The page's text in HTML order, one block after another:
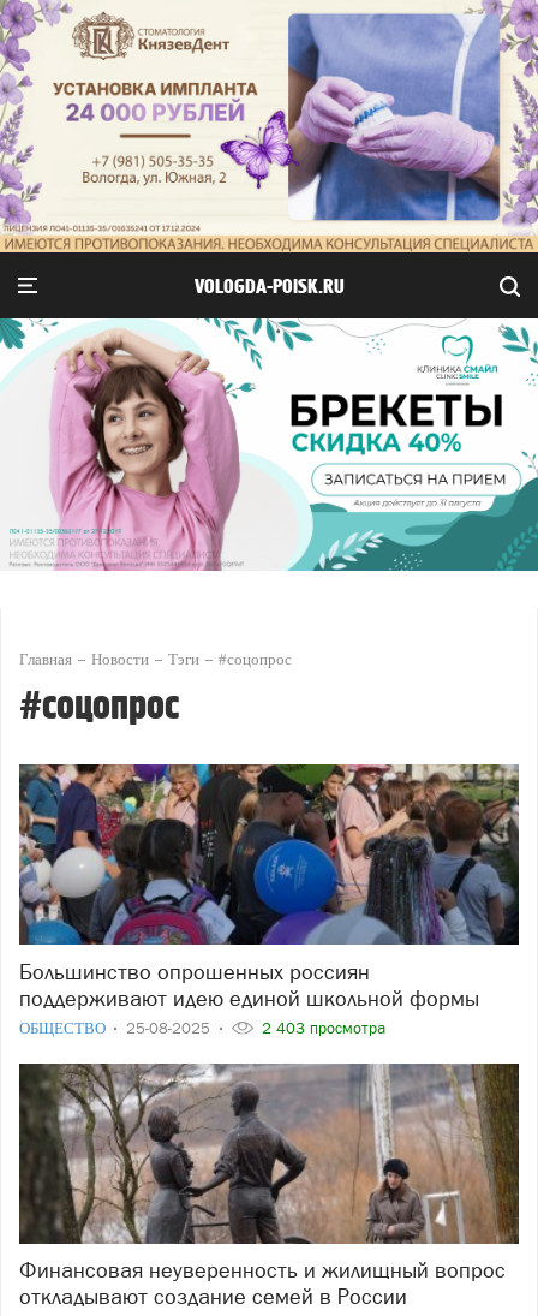
VOLOGDA-POISK.RU
Главная Новости Тэги #соцопрос
#соцопрос
Большинство опрошенных россиян
поддерживают идею единой школьной формы
ОБЩЕСТВО 25-08-2025 2 403 просмотра
Финансовая неуверенность и жилищный вопрос
откладывают создание семей в России